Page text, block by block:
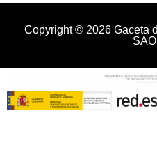
Copyright © 2026 Gaceta